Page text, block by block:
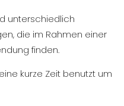
unterschiedlich
die im Rahmen einer
finden.
kurze Zeit benutzt um